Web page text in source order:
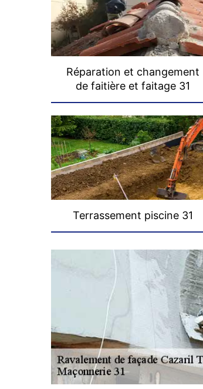
Réparation et changement
de faitière et faitage 31
Terrassement piscine 31